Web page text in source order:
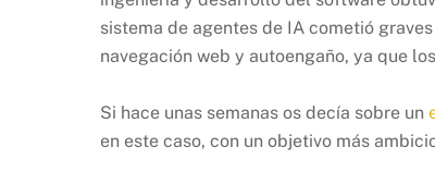
sistema de agentes de IA cometió
navegación web y autoengaño, ya que
Si hace unas semanas os decía sobre un
en este caso, con un objetivo más